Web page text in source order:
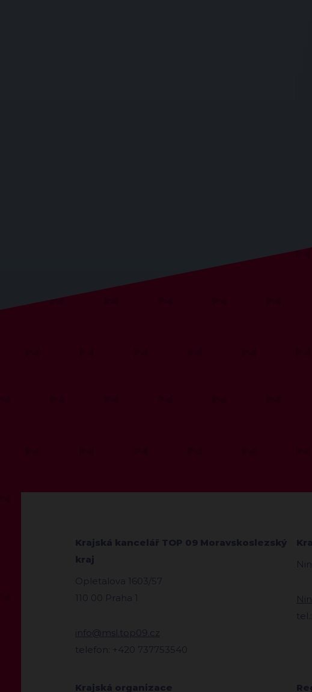
Krajská kancelář TOP 09 Moravskoslezský
kraj
Opletalova 1603/57
110 00 Praha 1
info@msl.top09.cz
telefon: +420 737753540
Krajská organizace